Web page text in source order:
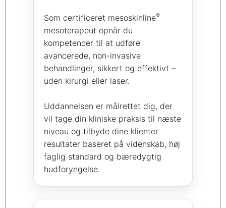
Som certificeret mesoskinline®
mesoterapeut opnår du
kompetencer til at udføre
avancerede, non-invasive
behandlinger, sikkert og effektivt –
uden kirurgi eller laser.
Uddannelsen er målrettet dig, der
vil tage din kliniske praksis til næste
niveau og tilbyde dine klienter
resultater baseret på videnskab, høj
faglig standard og bæredygtig
hudforyngelse.